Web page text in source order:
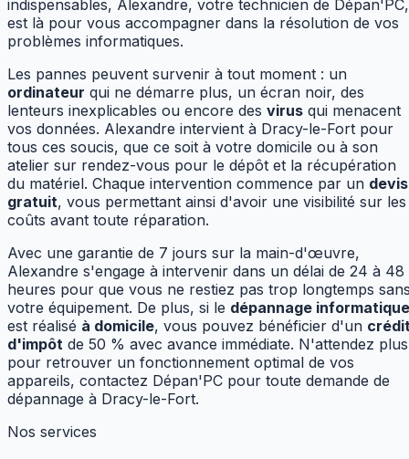
indispensables, Alexandre, votre technicien de Dépan'PC,
est là pour vous accompagner dans la résolution de vos
problèmes informatiques.
Les pannes peuvent survenir à tout moment : un
ordinateur qui ne démarre plus, un écran noir, des
lenteurs inexplicables ou encore des virus qui menacent
vos données. Alexandre intervient à Dracy-le-Fort pour
tous ces soucis, que ce soit à votre domicile ou à son
atelier sur rendez-vous pour le dépôt et la récupération
du matériel. Chaque intervention commence par un devis
gratuit, vous permettant ainsi d'avoir une visibilité sur les
coûts avant toute réparation.
Avec une garantie de 7 jours sur la main-d'œuvre,
Alexandre s'engage à intervenir dans un délai de 24 à 48
heures pour que vous ne restiez pas trop longtemps
votre équipement. De plus, si le dépannage informatique
est réalisé à domicile, vous pouvez bénéficier d'un
d'impôt de 50 % avec avance immédiate. N'attendez plus
pour retrouver un fonctionnement optimal de vos
appareils, contactez Dépan'PC pour toute demande de
dépannage à Dracy-le-Fort.
Nos services